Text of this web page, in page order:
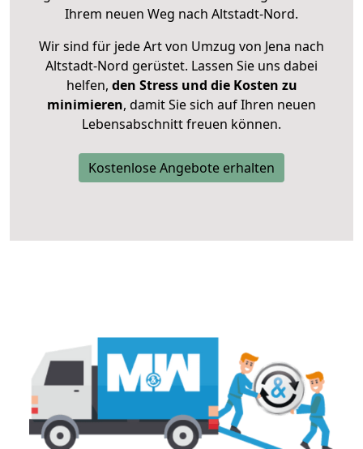
Ihrem neuen Weg nach Altstadt-Nord.
Wir sind für jede Art von Umzug von Jena nach
Altstadt-Nord gerüstet. Lassen Sie uns dabei
helfen, den Stress und die Kosten zu
minimieren, damit Sie sich auf Ihren neuen
Lebensabschnitt freuen können.
Kostenlose Angebote erhalten